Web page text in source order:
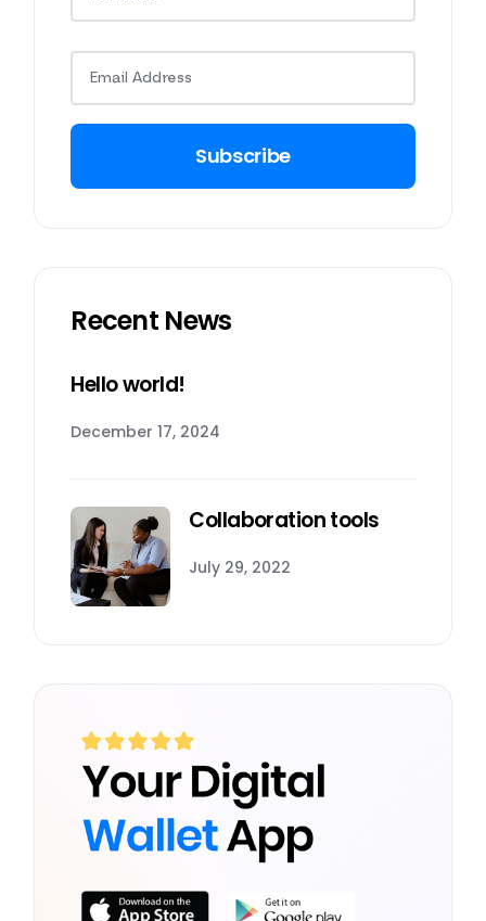
Subscribe
Recent News
Hello world!
December 17, 2024
Collaboration tools
July 29, 2022